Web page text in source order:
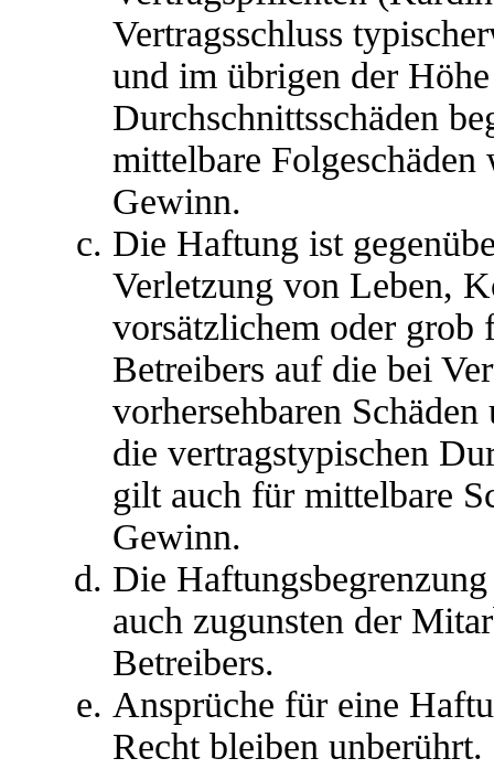
Vertragsschluss
und im übrigen der
Durchschnittsschäden
mittelbare Folgeschäden
Gewinn.
Die Haftung ist
Verletzung von Leben,
vorsätzlichem oder grob
Betreibers auf die bei
vorhersehbaren
die vertragstypischen
gilt auch für mittelbare
Gewinn.
Die
auch zugunsten der
Betreibers.
Ansprüche für eine
Recht bleiben unberührt.